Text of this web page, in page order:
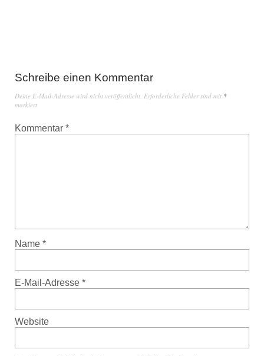
Schreibe einen Kommentar
Deine E-Mail-Adresse wird nicht veröffentlicht. Erforderliche Felder sind mit *
markiert
Kommentar *
Name *
E-Mail-Adresse *
Website